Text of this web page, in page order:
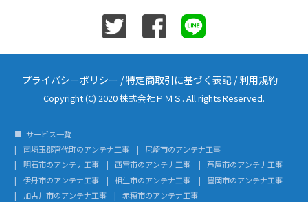
プライバシーポリシー /特定商取引に基づく表記 /利用規約
Copyright (C) 2020 株式会社ＰＭＳ. All rights Reserved.
サービス一覧
南埼玉郡宮代町のアンテナ工事
尼崎市のアンテナ工事
明石市のアンテナ工事
西宮市のアンテナ工事
芦屋市のアンテナ工事
伊丹市のアンテナ工事
相生市のアンテナ工事
豊岡市のアンテナ工事
加古川市のアンテナ工事
赤穂市のアンテナ工事